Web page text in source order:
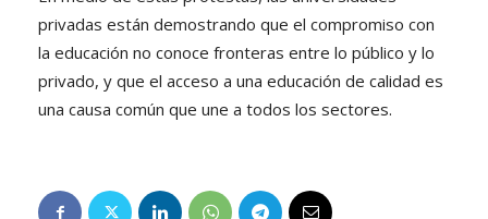
privadas están demostrando que el compromiso con
la educación no conoce fronteras entre lo público y lo
privado, y que el acceso a una educación de calidad es
una causa común que une a todos los sectores.